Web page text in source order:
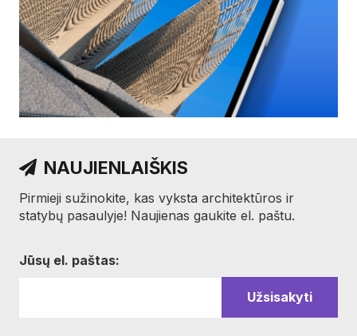
NAUJIENLAIŠKIS
Pirmieji sužinokite, kas vyksta architektūros ir
statybų pasaulyje! Naujienas gaukite el. paštu.
Jūsų el. paštas: